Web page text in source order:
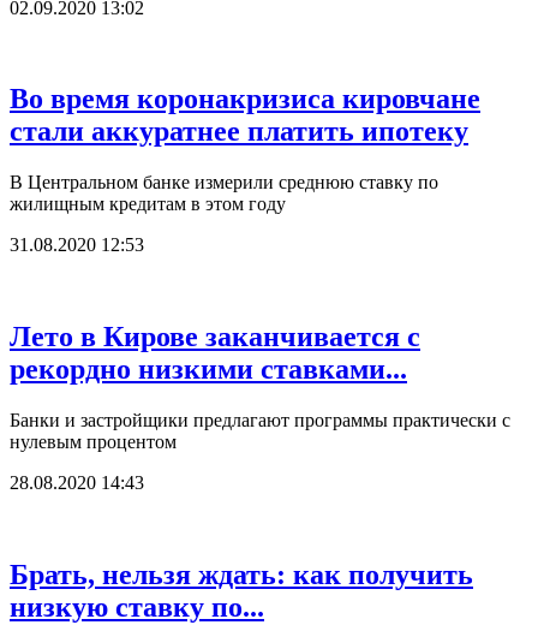
02.09.2020 13:02
Во время коронакризиса кировчане
стали аккуратнее платить ипотеку
В Центральном банке измерили среднюю ставку по
жилищным кредитам в этом году
31.08.2020 12:53
Лето в Кирове заканчивается с
рекордно низкими ставками...
Банки и застройщики предлагают программы практически с
нулевым процентом
28.08.2020 14:43
Брать, нельзя ждать: как получить
низкую ставку по...